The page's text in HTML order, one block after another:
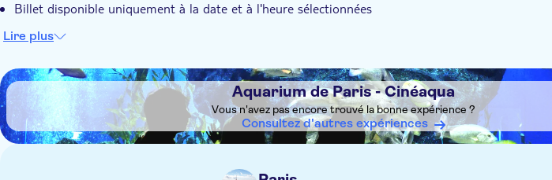
Billet disponible uniquement à la date et à l'heure sélectionnées
Lire plus
DSA1Aquarium de Paris - Cinéaqua
Aquarium de Paris - Cinéaqua
Vous n'avez pas encore trouvé la bonne expérience ?
Consultez d'autres expériences